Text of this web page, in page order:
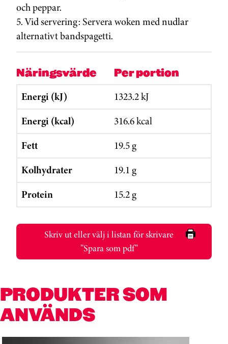
och peppar.
5. Vid servering: Servera woken med nudlar
alternativt bandspagetti.
Näringsvärde Per portion
Energi (kJ)
1323.2 kJ
Energi (kcal)
316.6 kcal
Fett
19.5 g
Kolhydrater
19.1 g
Protein
15.2 g
Skriv ut eller välj i listan för skrivare
”Spara som pdf”
PRODUKTER SOM
ANVÄNDS